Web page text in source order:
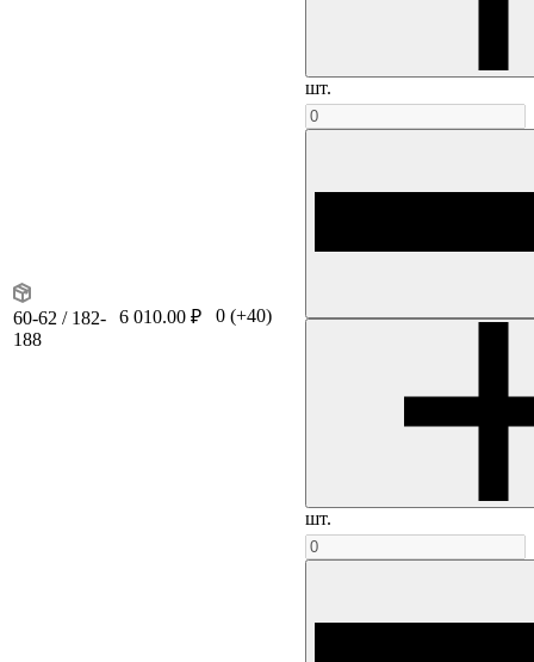
шт.
60-62 / 182-
188
6 010.00 ₽ 0 (+40)
шт.